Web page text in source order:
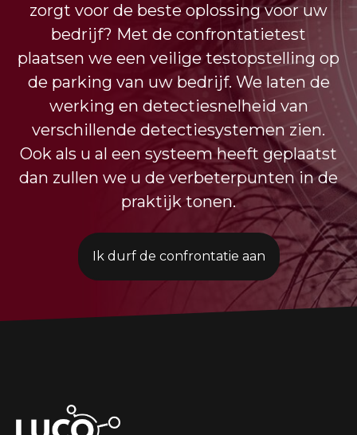
zorgt voor de beste oplossing voor uw
bedrijf? Met de confrontatietest
plaatsen we een veilige testopstelling op
de parking van uw bedrijf. We laten de
werking en detectiesnelheid van
verschillende detectiesystemen zien.
Ook als u al een systeem heeft geplaatst
dan zullen we u de verbeterpunten in de
praktijk tonen.
Ik durf de confrontatie aan